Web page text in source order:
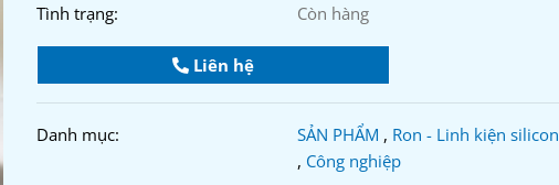
Tình trạng: Còn hàng
Liên hệ
Danh mục: SẢN PHẨM , Ron - Linh kiện silicon
, Công nghiệp